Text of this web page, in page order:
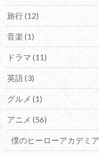
旅行(12)
音楽 (1)
ドラマ (11)
英語(3)
グルメ (1)
アニメ (56)
僕のヒーローアカデミア